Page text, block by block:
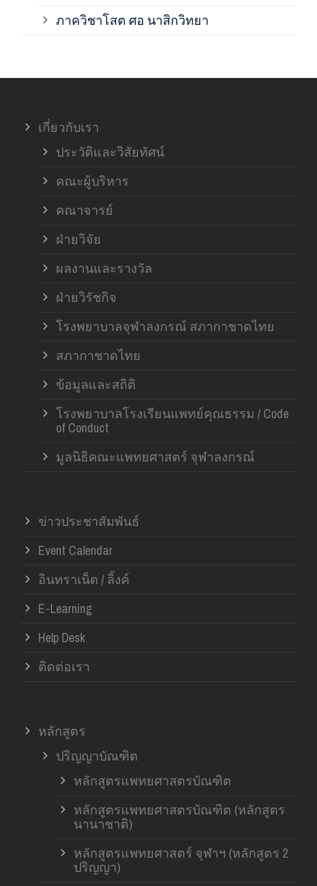
ภาควิชาโสต ศอ นาสิกวิทยา
เกี่ยวกับเรา
ประวัติและวิสัยทัศน์
คณะผู้บริหาร
คณาจารย์
ฝ่ายวิจัย
ผลงานและรางวัล
ฝ่ายวิรัชกิจ
โรงพยาบาลจุฬาลงกรณ์ สภากาชาดไทย
สภากาชาดไทย
ข้อมูลและสถิติ
โรงพยาบาลโรงเรียนแพทย์คุณธรรม / Code
of Conduct
มูลนิธิคณะแพทยศาสตร์ จุฬาลงกรณ์
ข่าวประชาสัมพันธ์
Event Calendar
อินทราเน็ต / ลิ้งค์
E-Learning
Help Desk
ติดต่อเรา
หลักสูตร
ปริญญาบัณฑิต
หลักสูตรแพทยศาสตรบัณฑิต
หลักสูตรแพทยศาสตรบัณฑิต (หลักสูตร
นานาชาติ)
หลักสูตรแพทยศาสตร์ จุฬาฯ (หลักสูตร 2
ปริญญา)